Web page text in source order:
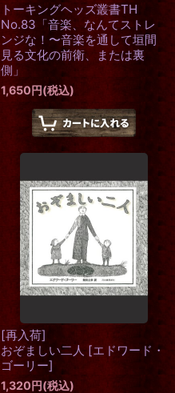
トーキングヘッズ叢書TH
No.83「音楽、なんてストレ
ンジな！〜音楽を通して垣間
見る文化の前衛、または裏
側」
1,650円(税込)
[再入荷]
おぞましい二人 [エドワード・
ゴーリー]
1,320円(税込)